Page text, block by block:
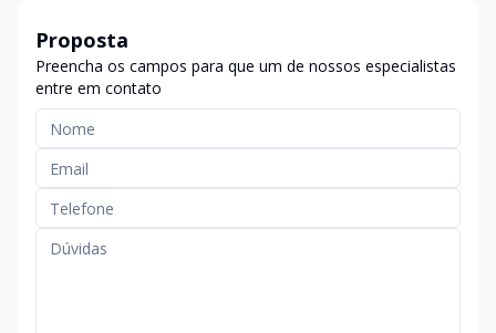
Proposta
Preencha os campos para que um de nossos especialistas
entre em contato